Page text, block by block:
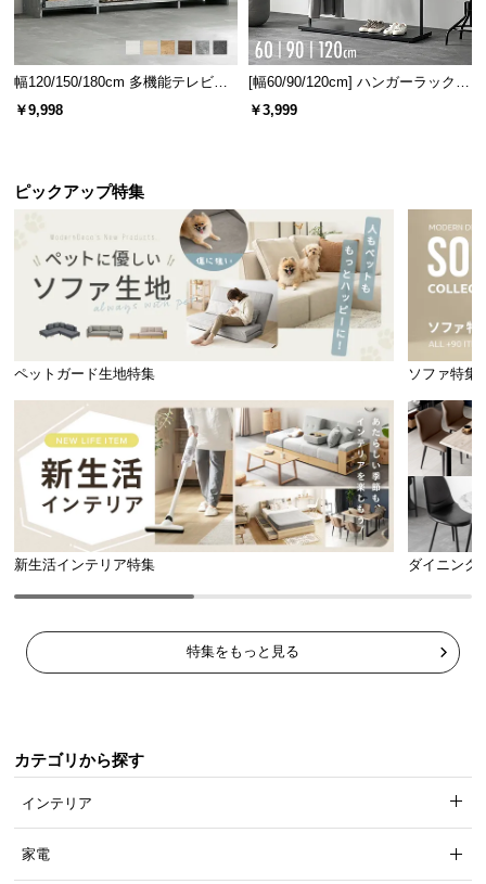
幅120/150/180cm 多機能テレビボ
ード 木目/石目調 オープン収納・
￥9,998
[幅60/90/120cm] ハンガーラック
スチール 4段階高さ調節 サイドフ
￥3,999
ピックアップ特集
ペットガード生地特集 ソファ特集
新生活インテリア特集 ダイニング
特集をもっと見る
カテゴリから探す
インテリア
家電